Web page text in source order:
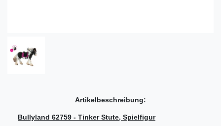
Artikelbeschreibung:
Bullyland 62759 - Tinker Stute, Spielfigur